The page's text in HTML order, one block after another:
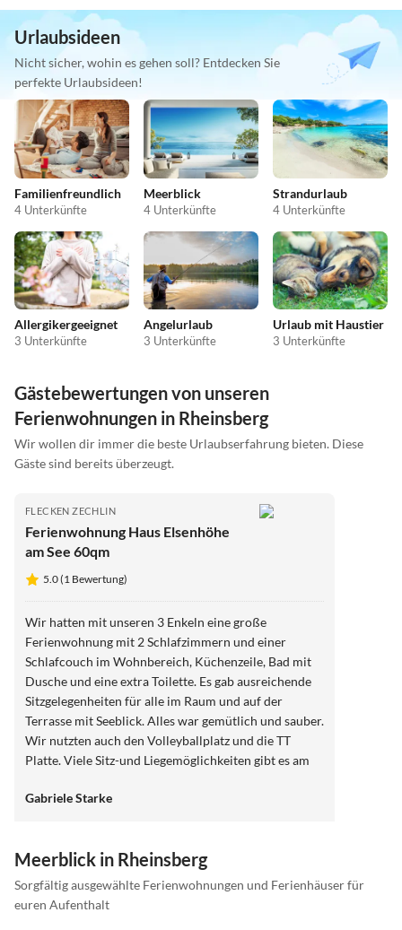
Urlaubsideen
Nicht sicher, wohin es gehen soll? Entdecken Sie
perfekte Urlaubsideen!
Familienfreundlich
4 Unterkünfte
Meerblick
4 Unterkünfte
Strandurlaub
4 Unterkünfte
Allergikergeeignet
3 Unterkünfte
Angelurlaub
3 Unterkünfte
Urlaub mit Haustier
3 Unterkünfte
Gästebewertungen von unseren
Ferienwohnungen in Rheinsberg
Wir wollen dir immer die beste Urlaubserfahrung bieten. Diese
Gäste sind bereits überzeugt.
FLECKEN ZECHLIN
Ferienwohnung Haus Elsenhöhe
am See 60qm
5.0 (1 Bewertung)
Wir hatten mit unseren 3 Enkeln eine große
Ferienwohnung mit 2 Schlafzimmern und einer
Schlafcouch im Wohnbereich, Küchenzeile, Bad mit
Dusche und eine extra Toilette. Es gab ausreichende
Sitzgelegenheiten für alle im Raum und auf der
Terrasse mit Seeblick. Alles war gemütlich und sauber.
Wir nutzten auch den Volleyballplatz und die TT
Platte. Viele Sitz-und Liegemöglichkeiten gibt es am
Bierfass zur Selbsbedienung. Wir wurden sehr
Bäcker und Fischerhütte sind zu Fuß zu erreichen.
Gabriele Starke
Meerblick in Rheinsberg
Sorgfältig ausgewählte Ferienwohnungen und Ferienhäuser für
euren Aufenthalt